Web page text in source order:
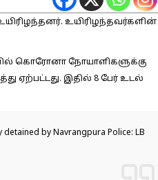
உயிரிழந்தவர்களின்
கொரோனா நோயாளிகளுக்கு
ஏற்பட்டது. இதில் 8 பேர் உடல்
by Navrangpura Police: LB